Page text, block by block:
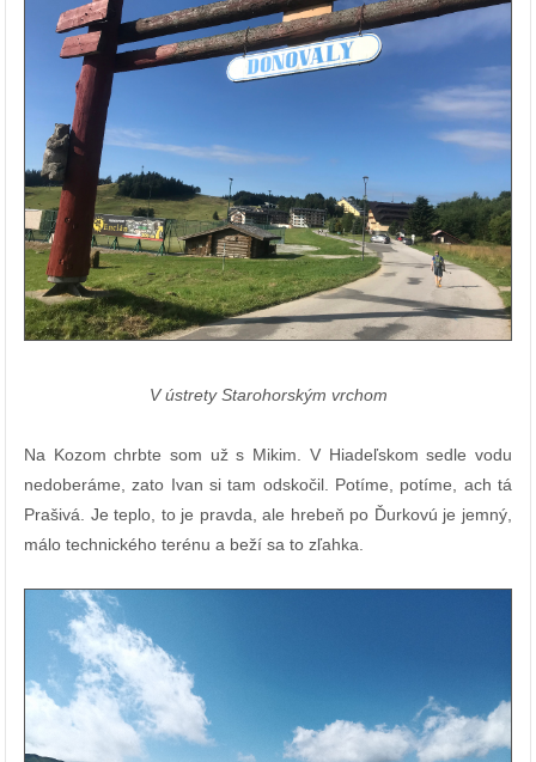
V ústrety Starohorským vrchom
Na Kozom chrbte som už s Mikim. V Hiadeľskom sedle vodu
nedoberáme, zato Ivan si tam odskočil. Potíme, potíme, ach tá
Prašivá. Je teplo, to je pravda, ale hrebeň po Ďurkovú je jemný,
málo technického terénu a beží sa to zľahka.